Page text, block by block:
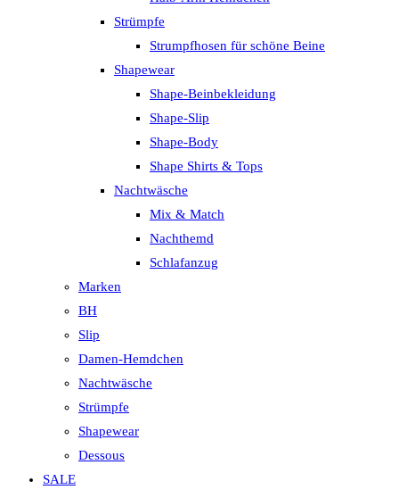
Strümpfe
Strumpfhosen für schöne Beine
Shapewear
Shape-Beinbekleidung
Shape-Slip
Shape-Body
Shape Shirts & Tops
Nachtwäsche
Mix & Match
Nachthemd
Schlafanzug
Marken
BH
Slip
Damen-Hemdchen
Nachtwäsche
Strümpfe
Shapewear
Dessous
SALE